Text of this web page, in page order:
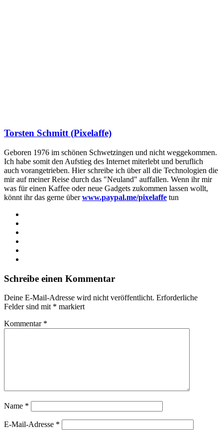
Torsten Schmitt (Pixelaffe)
Geboren 1976 im schönen Schwetzingen und nicht weggekommen.
Ich habe somit den Aufstieg des Internet miterlebt und beruflich
auch vorangetrieben. Hier schreibe ich über all die Technologien die
mir auf meiner Reise durch das "Neuland" auffallen. Wenn ihr mir
was für einen Kaffee oder neue Gadgets zukommen lassen wollt,
könnt ihr das gerne überwww.paypal.me/pixelaffe tun
Schreibe einen Kommentar
Deine E-Mail-Adresse wird nicht veröffentlicht. Erforderliche
Felder sind mit * markiert
Kommentar *
Name *
E-Mail-Adresse *